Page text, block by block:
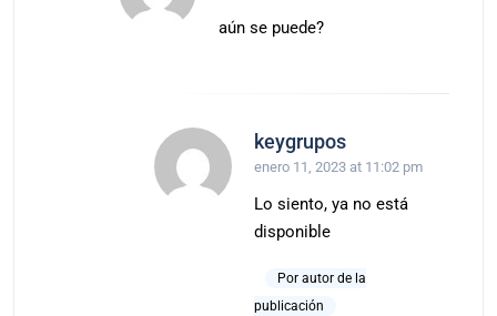
aún se puede?
keygrupos
enero 11, 2023 at 11:02 pm
Lo siento, ya no está
disponible
Por autor de la
publicación